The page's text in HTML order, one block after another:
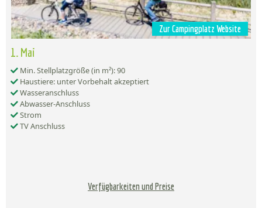
Zur Campingplatz Website
1. Mai
Min. Stellplatzgröße (in m²): 90
Haustiere: unter Vorbehalt akzeptiert
Wasseranschluss
Abwasser-Anschluss
Strom
TV Anschluss
Verfügbarkeiten und Preise